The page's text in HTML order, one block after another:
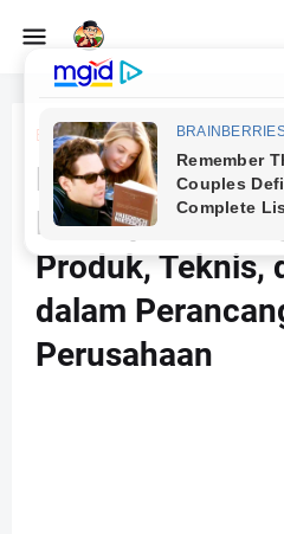
Beranda M05
M05-3 Modul
Konsep dan
Produk, Teknis,
dalam
Perusahaan